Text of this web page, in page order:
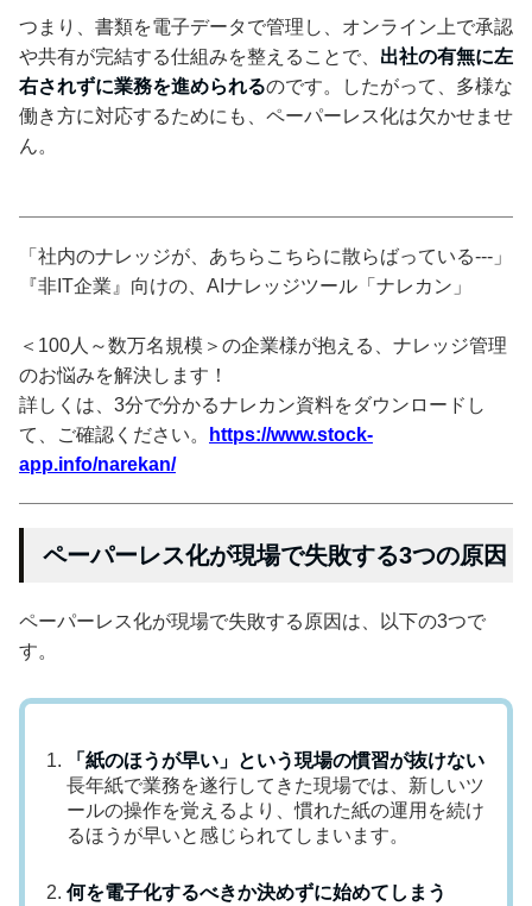
つまり、書類を電子データで管理し、オンライン上で承認
や共有が完結する仕組みを整えることで、 出社の有無に左
右されずに業務を進められるのです。したがって、多様な
働き方に対応するためにも、ペーパーレス化は欠かせませ
ん。
「社内のナレッジが、あちらこちらに散らばっている---」
『非IT企業』向けの、AIナレッジツール「ナレカン」
＜100人～数万名規模＞の企業様が抱える、ナレッジ管理
のお悩みを解決します！
詳しくは、3分で分かるナレカン資料をダウンロードし
て、ご確認ください。
https://www.stock-
app.info/narekan/
ペーパーレス化が現場で失敗する3つの原因
ペーパーレス化が現場で失敗する原因は、以下の3つで
す。
「紙のほうが早い」という現場の慣習が抜けない
長年紙で業務を遂行してきた現場では、新しいツ
ールの操作を覚えるより、慣れた紙の運用を続け
るほうが早いと感じられてしまいます。
何を電子化するべきか決めずに始めてしまう